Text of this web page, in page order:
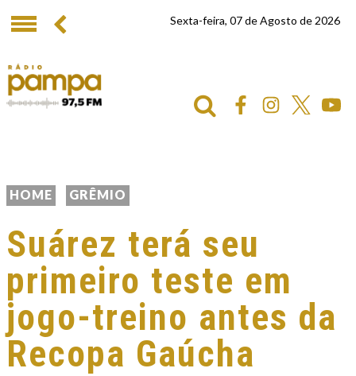
Sexta-feira, 07 de Agosto de 2026
HOME GRÊMIO
Suárez terá seu
primeiro teste em
jogo-treino antes da
Recopa Gaúcha